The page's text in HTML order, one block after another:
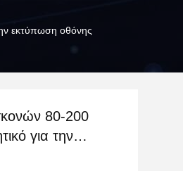
εκτύπωση οθόνης
80-200
για την